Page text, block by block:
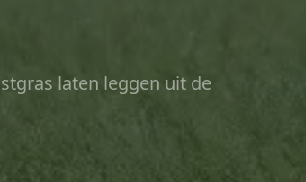
laten leggen uit de